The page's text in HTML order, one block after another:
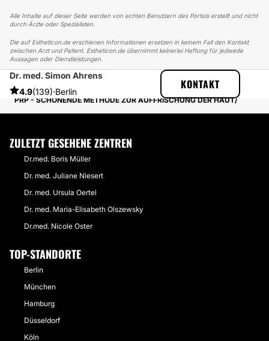
Alle Inhalte auf dieser Seite werden von echten Benutzern des Portals erstellt und nicht
durch Ärzte oder Spezialisten.
Die auf Estheticon.de erschienen Informationen ersetzen in keinem Fall den Kontakt
zwischen Arzt und Patient. Estheticon.de übernimmt keinerlei Haftung für jedwede
Aussagen oder Dienstleistungen.
Dr. med. Simon Ahrens
4.9(139)·Berlin
KONTAKT
ESTHETICON
ERFAHRUNGSBERICHTE
ERFAHRUNGSBERICHTE ÜBER PRP - VAMPIR LIFTING
PRP - SCHONENDE METHODE ZUR AUFFRISCHUNG DER HAUT
ZULETZT GESEHENE ZENTREN
Dr.med. Boris Müller
Dr. med. Juliane Niesert
Dr. med. Ursula Oertel
Dr. med. Maria-Elisabeth Olszewsky
Dr.med. Nicole Oster
TOP-STANDORTE
Berlin
München
Hamburg
Düsseldorf
Köln